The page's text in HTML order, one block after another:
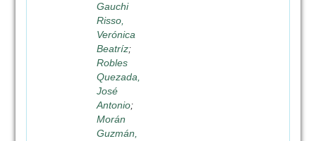
Gauchi
Risso,
Verónica
Beatríz;
Robles
Quezada,
José
Antonio;
Morán
Guzmán,